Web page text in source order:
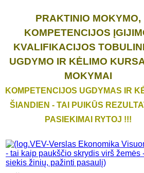
PRAKTINIO MOKYMO,
KOMPETENCIJOS
KVALIFIKACIJOS
UGDYMO IR KĖLIMO
MOKYMAI
KOMPETENCIJOS UGDYMAS IR
ŠIANDIEN - TAI PUIKŪS
PASIEKIMAI RYTOJ !!!